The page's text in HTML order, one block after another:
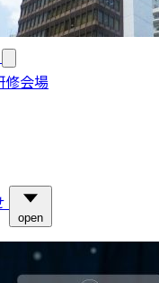
修会場
open